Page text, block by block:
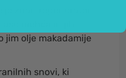
jim olje makadamije
snovi, ki